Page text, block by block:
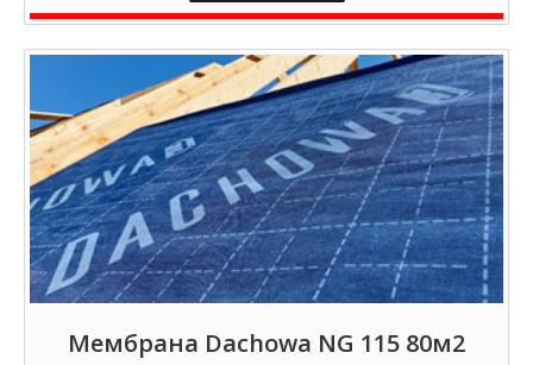
Мембрана Dachowa NG 115 80м2